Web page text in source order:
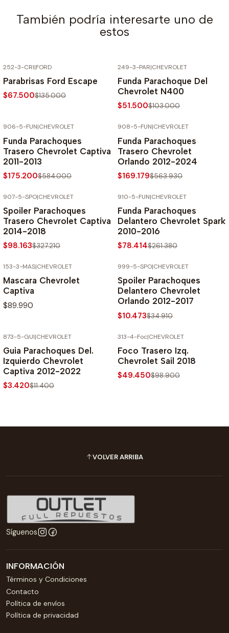
También podría interesarte uno de
estos
252-3-CRI|FORD
Parabrisas Ford Escape
$67.500$135.000
249-3-PAR|CHEVROLET
Funda Parachoque Del
Chevrolet N400
$51.500$103.000
906-5-FUN|CHEVROLET
Funda Parachoques
Trasero Chevrolet Captiva
2011-2013
$175.200$584.000
908-5-FUN|CHEVROLET
Funda Parachoques
Trasero Chevrolet
Orlando 2012-2024
$169.179$563.930
907-5-SPO|CHEVROLET
Spoiler Parachoques
Trasero Chevrolet Captiva
2014-2018
$98.163$327.210
910-5-FUN|CHEVROLET
Funda Parachoques
Delantero Chevrolet Spark
2010-2016
$78.414$261.380
153-3-MAS|CHEVROLET
Mascara Chevrolet
Captiva
$89.990
999-5-SPO|CHEVROLET
Spoiler Parachoques
Delantero Chevrolet
Orlando 2012-2017
$10.473$34.910
873-5-GUI|CHEVROLET
Guia Parachoques Del.
Izquierdo Chevrolet
Captiva 2012-2022
$3.420$11.400
313-4-Foc|CHEVROLET
Foco Trasero Izq.
Chevrolet Sail 2018
$49.450$98.900
VOLVER ARRIBA
Síguenos
INFORMACIÓN
Términos y Condiciones
Contacto
Política de envíos
Política de privacidad